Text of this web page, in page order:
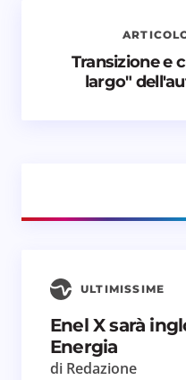
per il prossimo
Transizione e
largo"
ULTIMISSIME
Enel X sarà
Energia
di Redazione